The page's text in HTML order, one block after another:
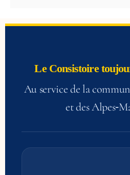
Le Consistoire
Au service de la
et des